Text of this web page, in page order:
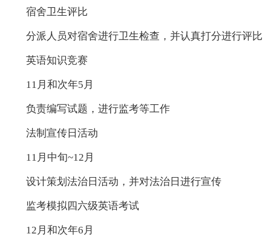
宿舍卫生评比
分派人员对宿舍进行卫生检查，并认真打分进行评比
英语知识竞赛
11月和次年5月
负责编写试题，进行监考等工作
法制宣传日活动
11月中旬~12月
设计策划法治日活动，并对法治日进行宣传
监考模拟四六级英语考试
12月和次年6月